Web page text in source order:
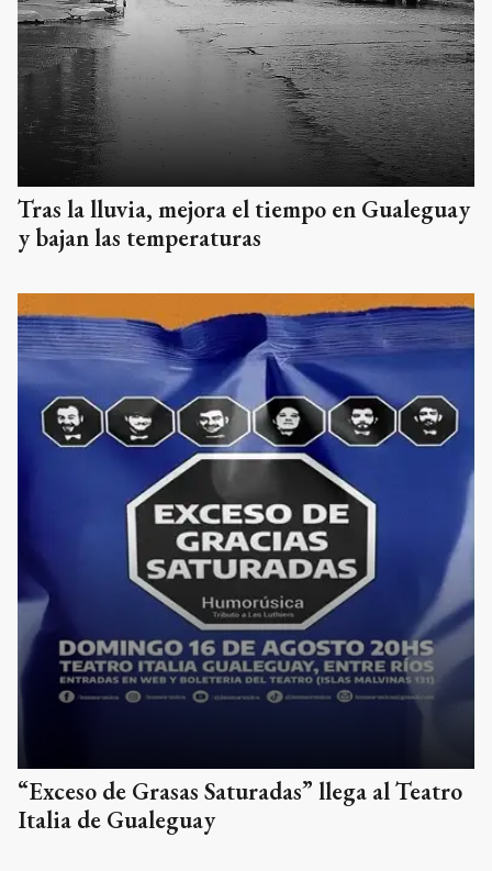
Tras la lluvia, mejora el tiempo en Gualeguay
y bajan las temperaturas
“Exceso de Grasas Saturadas” llega al Teatro
Italia de Gualeguay